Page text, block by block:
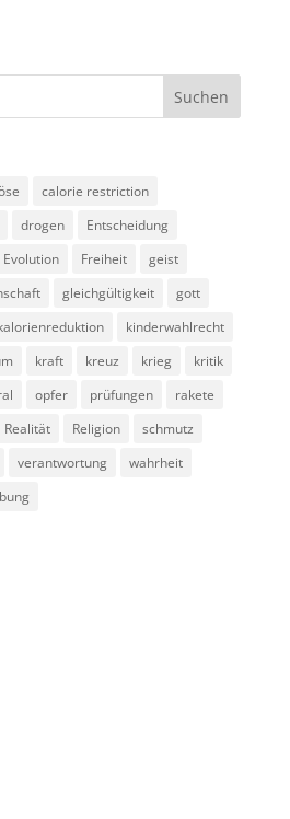
calorie restriction
drogen
Entscheidung
Evolution Freiheit
geist
gleichgültigkeit
gott
kinderwahlrecht
kraft kreuz krieg
kritik
opfer prüfungen
rakete
Realität Religion
schmutz
verantwortung
wahrheit